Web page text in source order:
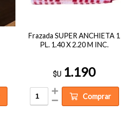
Frazada SUPER ANCHIETA 1
PL. 1.40 X 2.20 M INC.
$U 1.190
Comprar